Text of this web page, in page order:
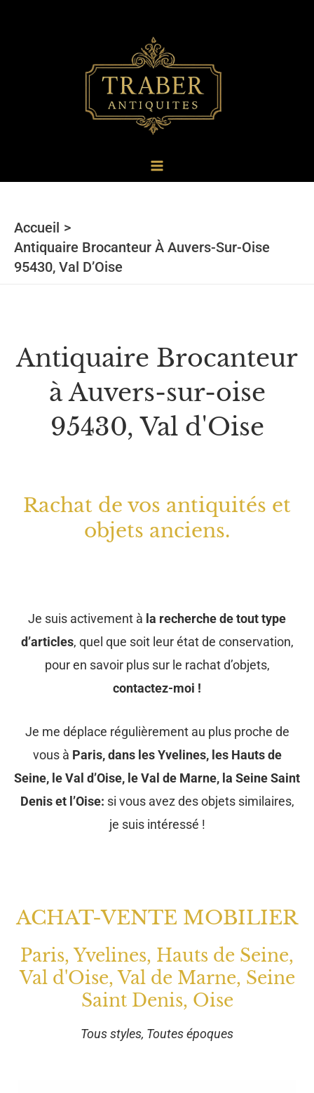
Accueil
Antiquaire Brocanteur À Auvers-Sur-Oise
95430, Val D’Oise
Antiquaire Brocanteur
à Auvers-sur-oise
95430, Val d'Oise
Rachat de vos antiquités et
objets anciens.
Je suis activement à la recherche de tout type
d’articles, quel que soit leur état de conservation,
pour en savoir plus sur le rachat d’objets,
contactez-moi !
Je me déplace régulièrement au plus proche de
vous à Paris, dans les Yvelines, les Hauts de
Seine, le Val d’Oise, le Val de Marne, la Seine Saint
Denis et l’Oise: si vous avez des objets similaires,
je suis intéressé !
ACHAT-VENTE MOBILIER
Paris, Yvelines, Hauts de Seine,
Val d'Oise, Val de Marne, Seine
Saint Denis, Oise
Tous styles, Toutes époques